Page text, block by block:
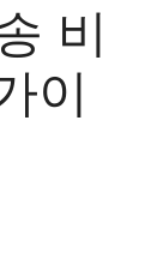
비
이